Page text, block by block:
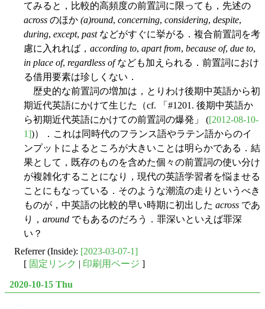
てみると，比較的高頻度の前置詞に限っても，先述の
across のほか (a)round, concerning, considering, despite,
during, except, pastなどがすぐに挙がる．複合前置詞を考
慮に入れれば， according to, apart from, because of, due to,
in place of, regardless ofなども加えられる．前置詞におけ
る借用要素は珍しくない．
歴史的な前置詞の増加は，とりわけ後期中英語から初
期近代英語にかけて生じた（cf. 「#1201. 後期中英語か
ら初期近代英語にかけての前置詞の爆発」 ([2012-08-10-
1])）．これは同時代のフランス語やラテン語からのイ
ンプットによるところが大きいことは明らかである．結
果として，既存のものを含めた個々の前置詞の使い分け
が複雑化することになり，現代の英語学習者を悩ませる
ことにもなっている．そのような潮流の走りというべき
ものが，中英語の比較的早い時期に初出した across であ
り， around でもあるのだろう．罪深いといえば罪深
い？
Referrer (Inside): [2023-03-07-1]
[ 固定リンク 印刷用ページ ]
2020-10-15 Thu